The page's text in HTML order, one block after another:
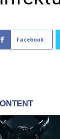
Facebook